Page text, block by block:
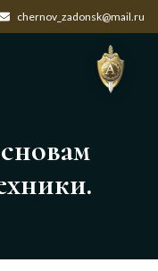
chernov_zadonsk@mail.ru